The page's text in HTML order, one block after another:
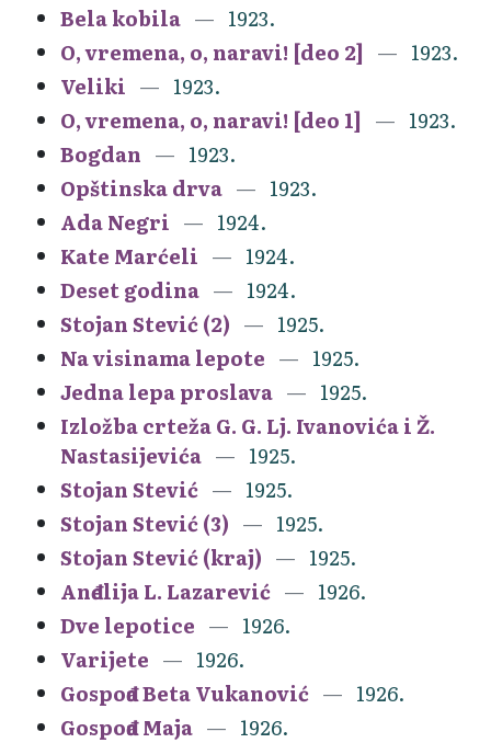
Bela kobila
1923.
O, vremena, o, naravi! [deo 2]
1923.
Veliki
1923.
O, vremena, o, naravi! [deo 1]
1923.
Bogdan
1923.
Opštinska drva
1923.
Ada Negri
1924.
Kate Marćeli
1924.
Deset godina
1924.
Stojan Stević (2)
1925.
Na visinama lepote
1925.
Jedna lepa proslava
1925.
Izložba crteža G. G. Lj. Ivanovića i Ž.
Nastasijevića
1925.
Stojan Stević
1925.
Stojan Stević (3)
1925.
Stojan Stević (kraj)
1925.
Anđelija L. Lazarević
1926.
Dve lepotice
1926.
Varijete
1926.
Gospođa Beta Vukanović
1926.
Gospođa Maja
1926.